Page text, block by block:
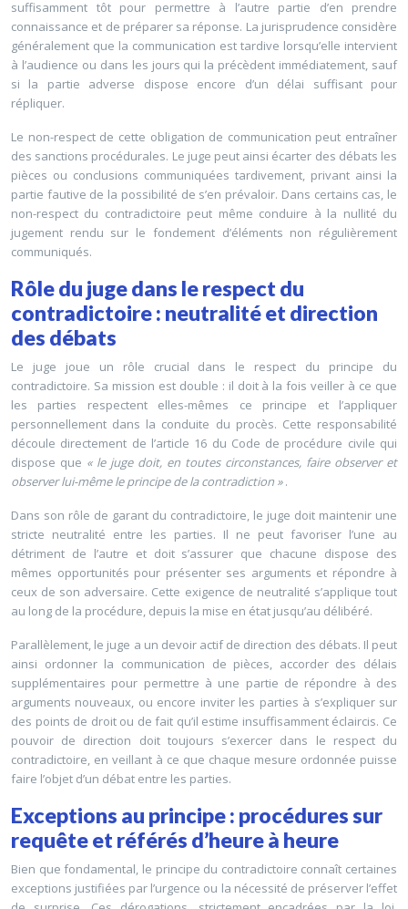
suffisamment tôt pour permettre à l’autre partie d’en prendre
connaissance et de préparer sa réponse. La jurisprudence considère
généralement que la communication est tardive lorsqu’elle intervient
à l’audience ou dans les jours qui la précèdent immédiatement, sauf
si la partie adverse dispose encore d’un délai suffisant pour
répliquer.
Le non-respect de cette obligation de communication peut entraîner
des sanctions procédurales. Le juge peut ainsi écarter des débats les
pièces ou conclusions communiquées tardivement, privant ainsi la
partie fautive de la possibilité de s’en prévaloir. Dans certains cas, le
non-respect du contradictoire peut même conduire à la nullité du
jugement rendu sur le fondement d’éléments non régulièrement
communiqués.
Rôle du juge dans le respect du
contradictoire : neutralité et direction
des débats
Le juge joue un rôle crucial dans le respect du principe du
contradictoire. Sa mission est double : il doit à la fois veiller à ce que
les parties respectent elles-mêmes ce principe et l’appliquer
personnellement dans la conduite du procès. Cette responsabilité
découle directement de l’article 16 du Code de procédure civile qui
dispose que « le juge doit, en toutes circonstances, faire observer et
observer lui-même le principe de la contradiction ».
Dans son rôle de garant du contradictoire, le juge doit maintenir une
stricte neutralité entre les parties. Il ne peut favoriser l’une au
détriment de l’autre et doit s’assurer que chacune dispose des
mêmes opportunités pour présenter ses arguments et répondre à
ceux de son adversaire. Cette exigence de neutralité s’applique tout
au long de la procédure, depuis la mise en état jusqu’au délibéré.
Parallèlement, le juge a un devoir actif de direction des débats. Il peut
ainsi ordonner la communication de pièces, accorder des délais
supplémentaires pour permettre à une partie de répondre à des
arguments nouveaux, ou encore inviter les parties à s’expliquer sur
des points de droit ou de fait qu’il estime insuffisamment éclaircis. Ce
pouvoir de direction doit toujours s’exercer dans le respect du
contradictoire, en veillant à ce que chaque mesure ordonnée puisse
faire l’objet d’un débat entre les parties.
Exceptions au principe : procédures sur
requête et référés d’heure à heure
Bien que fondamental, le principe du contradictoire connaît certaines
exceptions justifiées par l’urgence ou la nécessité de préserver l’effet